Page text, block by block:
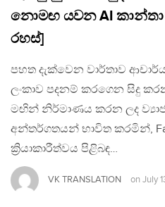
නොමඟ යවන AI
රහස්]
පහත දැක්වෙන වාර්තාව
ලංකාව පදනම් කරගෙන සිදු කරන
මඟින් නිර්මාණය කරන ලද
අන්තර්ගතයන් භාවිත කරමින්,
ක්‍රියාකාරීත්වය පිළිබඳ…
VK TRANSLATION on July